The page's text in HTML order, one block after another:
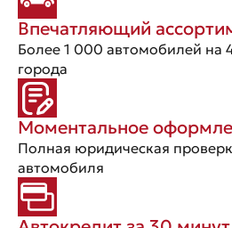
Впечатляющий
Более 1 000 автомобилей
города
Моментальное
Полная юридическая
автомобиля